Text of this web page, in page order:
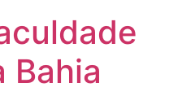
Bahia